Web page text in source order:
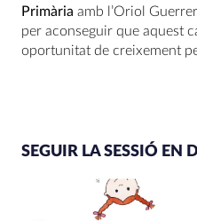
Primària amb l’Oriol
per aconseguir que aquest
oportunitat de creixement
SEGUIR LA SESSIÓ EN